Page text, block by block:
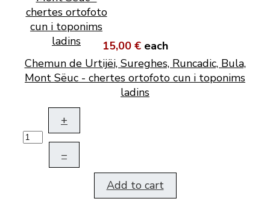
15,00 € each
Chemun de Urtijëi, Sureghes, Runcadic, Bula,
Mont Sëuc - chertes ortofoto cun i toponims
ladins
+
–
Add to cart